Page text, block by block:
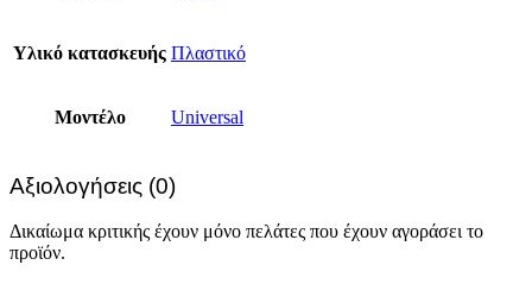
Υλικό κατασκευής Πλαστικό
Μοντέλο Universal
Αξιολογήσεις (0)
Δικαίωμα κριτικής έχουν μόνο πελάτες που έχουν αγοράσει το
προϊόν.